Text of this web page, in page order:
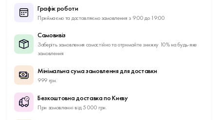
Графік роботи
Приймаємо та доставляємо замовлення з 9:00 до 19:00
Самовивіз
Заберіть замовлення самостійно та отримайте знижку 10% на будь-яке
замовлення
Мінімальна сума замовлення для доставки
999 грн.
Безкоштовна доставка по Києву
При замовленні від 5 000 грн.